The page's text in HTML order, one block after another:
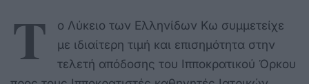
Τ
ο Λύκειο των Ελληνίδων Κω συμμετείχε
με ιδιαίτερη τιμή και επισημότητα στην
τελετή απόδοσης του Ιπποκρατικού Όρκου